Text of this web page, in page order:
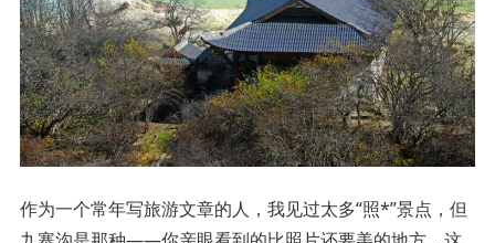
作为一个常年写旅游文章的人，我见过太多“照*”景点，但